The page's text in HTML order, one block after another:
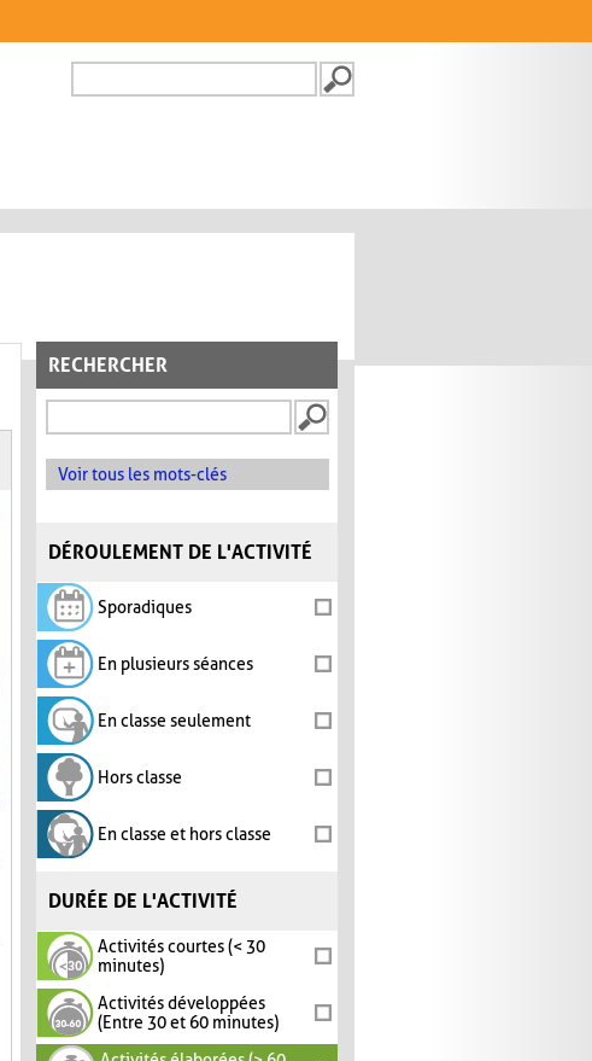
FORMULAIRE DE
RECHERCHER
Voir tous les mots-clés
DÉROULEMENT DE L'ACTIVITÉ
Sporadiques
En plusieurs séances
En classe seulement
Hors classe
En classe et hors classe
DURÉE DE L'ACTIVITÉ
Activités courtes (< 30
minutes)
Activités développées
(Entre 30 et 60 minutes)